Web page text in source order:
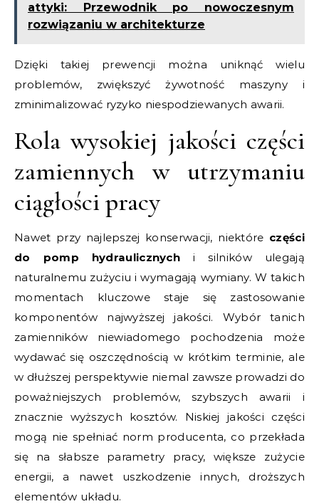
attyki: Przewodnik po nowoczesnym
rozwiązaniu w architekturze
Dzięki takiej prewencji można uniknąć wielu
problemów, zwiększyć żywotność maszyny i
zminimalizować ryzyko niespodziewanych awarii.
Rola wysokiej jakości części
zamiennych w utrzymaniu
ciągłości pracy
Nawet przy najlepszej konserwacji, niektóre części
do pomp hydraulicznych i silników ulegają
naturalnemu zużyciu i wymagają wymiany. W takich
momentach kluczowe staje się zastosowanie
komponentów najwyższej jakości. Wybór tanich
zamienników niewiadomego pochodzenia może
wydawać się oszczędnością w krótkim terminie, ale
w dłuższej perspektywie niemal zawsze prowadzi do
poważniejszych problemów, szybszych awarii i
znacznie wyższych kosztów. Niskiej jakości części
mogą nie spełniać norm producenta, co przekłada
się na słabsze parametry pracy, większe zużycie
energii, a nawet uszkodzenie innych, droższych
elementów układu.